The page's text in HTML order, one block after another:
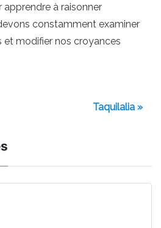
apprendre à raisonner
constamment examiner
et modifier nos croyances
Taquilalia »